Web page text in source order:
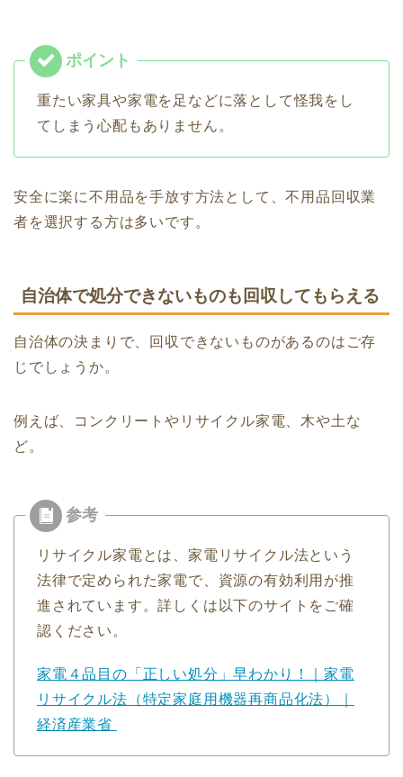
重たい家具や家電を足などに落として怪我をし
てしまう心配もありません。
安全に楽に不用品を手放す方法として、不用品回収業
者を選択する方は多いです。
自治体で処分できないものも回収してもらえる
自治体の決まりで、回収できないものがあるのはご存
じでしょうか。
例えば、コンクリートやリサイクル家電、木や土な
ど。
リサイクル家電とは、家電リサイクル法という
法律で定められた家電で、資源の有効利用が推
進されています。詳しくは以下のサイトをご確
認ください。
家電４品目の「正しい処分」早わかり！｜家電
リサイクル法（特定家庭用機器再商品化法）｜
経済産業省